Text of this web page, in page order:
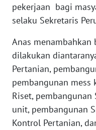
pekerjaan bagi
selaku Sekretaris
Anas menambahkan
dilakukan
Pertanian,
pembangunan mess
Riset, pembangunan
unit, pembangunan
Kontrol Pertanian,
FORJASIDA
TAMBANG
NEWS
JURNAL
MARITIM
FISUELRI